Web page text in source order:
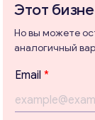
Этот
Но вы можете
аналогичный
E
m
a
i
Email *